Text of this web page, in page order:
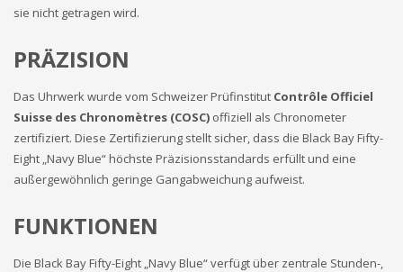
sie nicht getragen wird.
PRÄZISION
Das Uhrwerk wurde vom Schweizer Prüfinstitut Contrôle Officiel
Suisse des Chronomètres (COSC) offiziell als Chronometer
zertifiziert. Diese Zertifizierung stellt sicher, dass die Black Bay Fifty-
Eight „Navy Blue“ höchste Präzisionsstandards erfüllt und eine
außergewöhnlich geringe Gangabweichung aufweist.
FUNKTIONEN
Die Black Bay Fifty-Eight „Navy Blue“ verfügt über zentrale Stunden-,